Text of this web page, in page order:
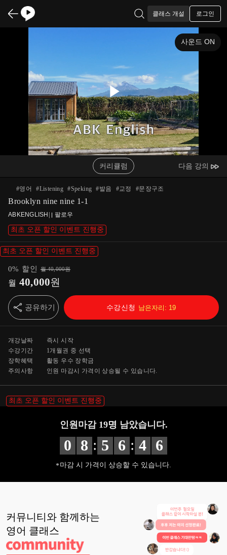
클래스 개설 로그인
Play
Video
사운드 ON
커리큘럼 다음 강의
#영어 #Listening #Speking #발음 #교정 #문장구조
Brooklyn nine nine 1-1
ABKENGLISH 팔로우
최초 오픈 할인 이벤트 진행중
최초 오픈 할인 이벤트 진행중
0% 할인 월40,000원
월 40,000원
공유하기 수강신청 남은자리: 19
개강날짜
즉시 시작
수강기간
1개월 권 중 선택
장학혜택
활동 우수 장학금
주의사항
인원 마감시 가격이 상승될 수 있습니다.
최초 오픈 할인 이벤트 진행중
인원마감 19명 남았습니다.
0 8 : 5 6 : 4 5
마감 시 가격이 상승할 수 있습니다.
커뮤니티와 함께하는
영어 클래스